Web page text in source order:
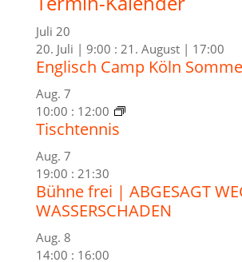
Juli 20
20. Juli | 9:00 : 21. August | 17:00
Englisch Camp Köln
Aug. 7
10:00 : 12:00
Tischtennis
Aug. 7
19:00 : 21:30
Bühne frei | ABGESAGT
WASSERSCHADEN
Aug. 8
14:00 : 16:00